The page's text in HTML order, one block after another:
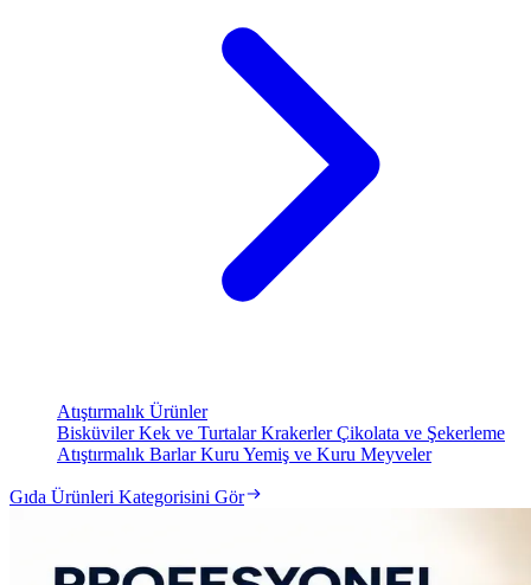
Atıştırmalık Ürünler
BisküvilerKek ve TurtalarKrakerlerÇikolata ve Şekerleme
Atıştırmalık BarlarKuru Yemiş ve Kuru Meyveler
Gıda Ürünleri Kategorisini Gör